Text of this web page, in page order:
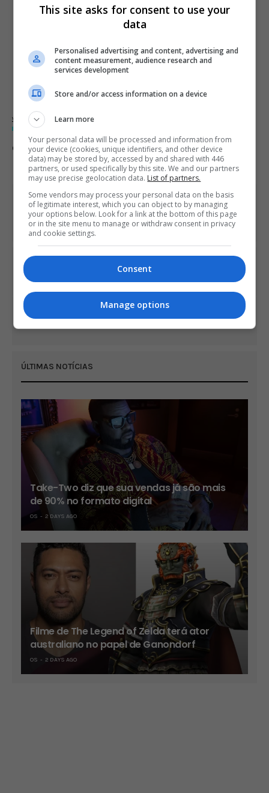
Watch live video from playapex on www.twitch.tv
Comente esta notícia no Fórum Outer Space
Share This
PlayStation 4 chega a 94,2 milhões vendidos
NEXT ARTICLE
ÚLTIMAS NOTÍCIAS
Take-Two diz que sua vendas já são mais
de 90% no formato digital
OS 2 DAYS AGO
Filme de The Legend of Zelda terá ator
australiano no papel de Ganondorf
OS 2 DAYS AGO
This site asks for consent to use your
data
Personalised advertising and content, advertising and
content measurement, audience research and
services development
Store and/or access information on a device
Learn more
Your personal data will be processed and information from
your device (cookies, unique identifiers, and other device
data) may be stored by, accessed by and shared with 446
partners, or used specifically by this site. We and our partners
may use precise geolocation data. List of partners.
Some vendors may process your personal data on the basis
of legitimate interest, which you can object to by managing
your options below. Look for a link at the bottom of this page
or in the site menu to manage or withdraw consent in privacy
and cookie settings.
Consent
Manage options